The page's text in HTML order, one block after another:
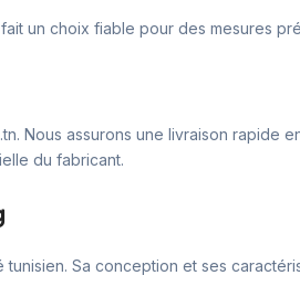
un choix fiable pour des mesures
Nous assurons une livraison
du fabricant.
Sa conception et ses